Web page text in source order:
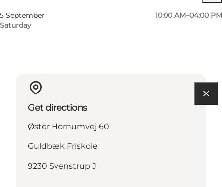
5 September
Saturday
10:00 AM–04:00 PM
Get directions
Øster Hornumvej 60
Guldbæk Friskole
9230 Svenstrup J